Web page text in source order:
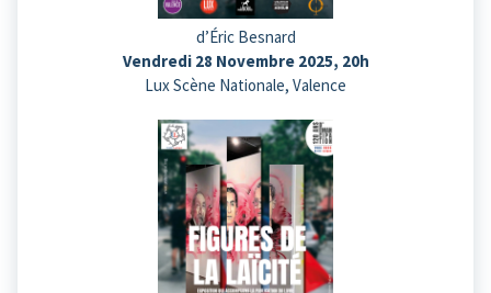
d’Éric Besnard
Vendredi 28 Novembre 2025, 20h
Lux Scène Nationale, Valence